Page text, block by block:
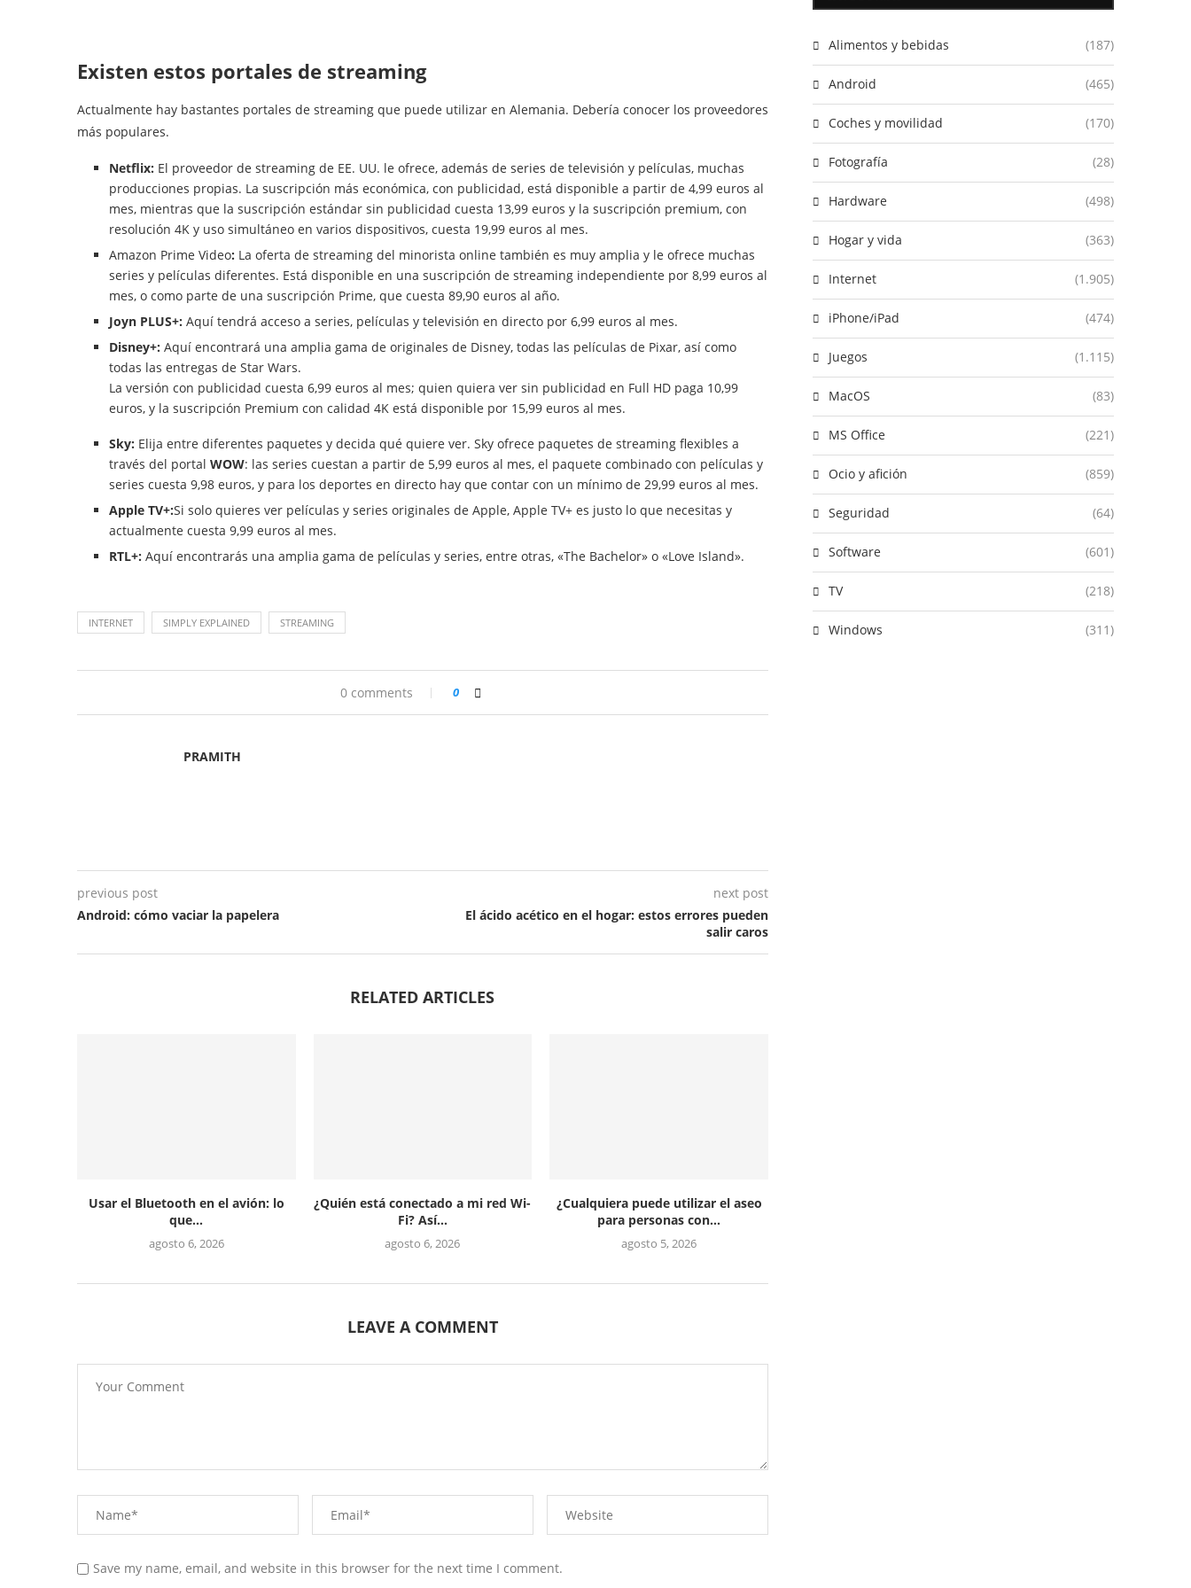
Existen estos portales de streaming
Actualmente hay bastantes portales de streaming que puede utilizar en Alemania. Debería conocer los proveedores
más populares.
Netflix: El proveedor de streaming de EE. UU. le ofrece, además de series de televisión y películas, muchas
producciones propias. La suscripción más económica, con publicidad, está disponible a partir de 4,99 euros al
mes, mientras que la suscripción estándar sin publicidad cuesta 13,99 euros y la suscripción premium, con
resolución 4K y uso simultáneo en varios dispositivos, cuesta 19,99 euros al mes.
Amazon Prime Video: La oferta de streaming del minorista online también es muy amplia y le ofrece muchas
series y películas diferentes. Está disponible en una suscripción de streaming independiente por 8,99 euros al
mes, o como parte de una suscripción Prime, que cuesta 89,90 euros al año.
Joyn PLUS+: Aquí tendrá acceso a series, películas y televisión en directo por 6,99 euros al mes.
Disney+: Aquí encontrará una amplia gama de originales de Disney, todas las películas de Pixar, así como
todas las entregas de Star Wars.
La versión con publicidad cuesta 6,99 euros al mes; quien quiera ver sin publicidad en Full HD paga 10,99
euros, y la suscripción Premium con calidad 4K está disponible por 15,99 euros al mes.
Sky: Elija entre diferentes paquetes y decida qué quiere ver. Sky ofrece paquetes de streaming flexibles a
través del portal WOW: las series cuestan a partir de 5,99 euros al mes, el paquete combinado con películas y
series cuesta 9,98 euros, y para los deportes en directo hay que contar con un mínimo de 29,99 euros al mes.
Apple TV+:Si solo quieres ver películas y series originales de Apple, Apple TV+ es justo lo que necesitas y
actualmente cuesta 9,99 euros al mes.
RTL+: Aquí encontrarás una amplia gama de películas y series, entre otras, «The Bachelor» o «Love Island».
INTERNET SIMPLY EXPLAINED STREAMING
0 comments 0
PRAMITH
previous post
Android: cómo vaciar la papelera
next post
El ácido acético en el hogar: estos errores pueden
salir caros
RELATED ARTICLES
Usar el Bluetooth en el avión: lo
que...
agosto 6, 2026
¿Quién está conectado a mi red Wi-
Fi? Así...
agosto 6, 2026
¿Cualquiera puede utilizar el aseo
para personas con...
agosto 5, 2026
LEAVE A COMMENT
Save my name, email, and website in this browser for the next time I comment.
Alimentos y bebidas (187)
Android (465)
Coches y movilidad (170)
Fotografía (28)
Hardware (498)
Hogar y vida (363)
Internet (1.905)
iPhone/iPad (474)
Juegos (1.115)
MacOS (83)
MS Office (221)
Ocio y afición (859)
Seguridad (64)
Software (601)
TV (218)
Windows (311)